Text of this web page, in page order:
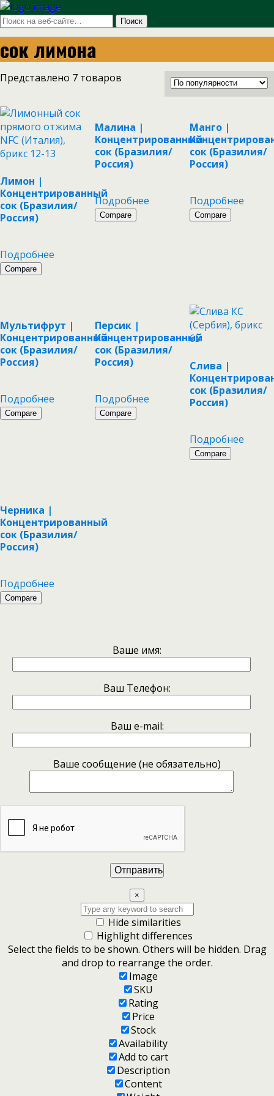
сок лимона
Представлено 7 товаров
Лимон |
Концентрированный
сок (Бразилия/
Россия)
Подробнее
Compare
Малина |
Концентрированный
сок (Бразилия/
Россия)
Подробнее
Compare
Манго |
сок (Бразилия/
Россия)
Подробнее
Compare
Мультифрут |
Концентрированный
сок (Бразилия/
Россия)
Подробнее
Compare
Персик |
Концентрированный
сок (Бразилия/
Россия)
Подробнее
Compare
Слива |
сок (Бразилия/
Россия)
Подробнее
Compare
Черника |
Концентрированный
сок (Бразилия/
Россия)
Подробнее
Compare
Ваше имя:
Ваш Телефон:
Ваш e-mail:
Ваше сообщение (не обязательно)
×
Hide similarities
Highlight differences
Select the fields to be shown. Others will be hidden. Drag
and drop to rearrange the order.
Image
SKU
Rating
Price
Stock
Availability
Add to cart
Description
Content